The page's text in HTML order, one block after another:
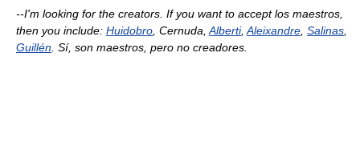
--I'm looking for the creators. If you want to accept los maestros,
then you include: Huidobro , Cernuda, Alberti, Aleixandre Salinas
Guillén . Sí, son maestros, pero no creadores.